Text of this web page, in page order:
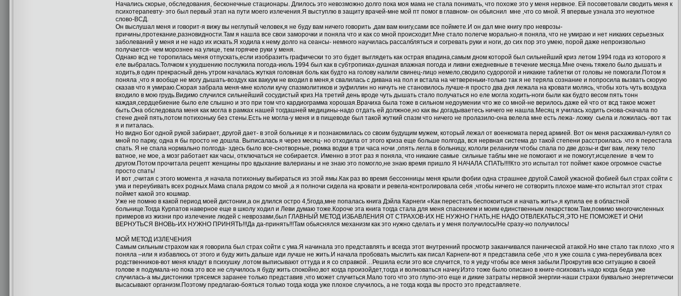
Начались скорые, обследования, бесконечные стационары. Длилось это невозможно долго пока моя мама не стала понимать, что похоже это у меня нервное. Ей посоветовали сводить меня к
психотерапевту- это был первый этап на пути моего излечения.Я выступлю в защиту врачей-мне мой пт помог в главном- он обьяснил мне ,что со мной. Я впервые узнала это неуютное
слово-ВСД.
Он выслушал меня и говорит-я вижу вы неглупый человек,я не буду вам ничего говорить ,дам вам книгу,сами все поймете.И он дал мне книгу про неврозы-
причины,протекание,разновидности.Там я нашла все свои заморочки и поняла что и как со мной происходит.Мне стало полегче морально-я поняла, что не умираю и нет никаких серьезных
заболеваний у меня и не надо их искать.Я ходила к нему долго на сеансы- немного научилась рассалбляться и согревать руки и ноги, до сих пор это умею, порой даже непроизвольно
получается- чем морознее на улице, тем горячее руки у меня.
Однако всд не торопилась меня отпускать,если изобразить графически то это будет выглядеть как острая впадина,самым дном которой был сильнейший криз летом 1994 года из которого я
еле выбралась.Толчком к ухудшению послужила погода-июль 1994 был как в субтропиках-душная влажная погода и ливни ежедневные в течение месяца.Мне очень тяжело было дышать и
ходить,в один прекрасный день утром началась жуткая головная боль как будто на голову налили свинец-лицо немело,сводило судорогой и никакие таблетки от головы не помогали.Потом я
поняла ,что я вообще не могу дышать-воздух как вакуум не входил в меня,я свалилась с дивана на пол и встала на четвереньки-только так я не теряла сознание и попросила вызвать скорую
сказав что я умираю.Скорая забрала меня-мне кололи кучу спазмолитиков и эуфиллин но ничуть не становилось лучше-я просто два дня лежала на кровати молясь, чтобы хоть чуть воздуха
входило в мою грудь.Видимо случился сильнейший сосудистый криз.На третий день вроде чуть дышать стало получаться но еле могла ходить-ноги были как будто весом пять тонн
каждая,сердцебиение было еле слышно и это при том что кардиограмма хорошая.Врачиха была тоже в сильном недоумении что же со мной-не верилось даже ей что от всд такое может
быть.Она обследовала меня как могла в рамках нашей тогдашней медицины-надо отдать ей должное,но как вы догадываетесь ничего не нашла.Месяц я училась ходить снова-сначала по
стене дней пять,потом потихоньку без стены.Есть не могла-у меня и в пищеводе был такой жуткий спазм что ничего не пролазило-она велела мне есть лежа- ложку сьела и ложилась -вот так
я и питалась.
Но видно Бог одной рукой забирает, другой дает- в этой больнице я и познакомилась со своим будущим мужем, который лежал от военкомата перед армией. Вот он меня расхаживал-гулял со
мной по парку, одна я бы просто не дошла. Выписалась я через месяц- но отходила от этого криза еще больше полгода, вся нервная система до такой степени расстроилась .что я перестала
спать. Я не спала нормально полгода- здесь было все-снотворные, рюмка водки в три часа ночи ,опять легла в больницу, кололи реланиум чтобы спала по две дозы-и фиг вам, лежу тело
ватное, не мое, а мозг работает как часы, отключаться не собирается. Именно в этот раз я поняла, что никакие самые сильные таблы мне не помогают и не помогут,исцеление в чем то
другом.Потом прочитала рецепт женщины про вдыхание валерианы и не знаю это помогло,не знаю время пришло Я НАЧАЛА СПАТЬ!!!!Кто это испытал тот поймет какое огромное счастье
просто спать!
И вот ,считая с этого момента ,я начала потихоньку выбираться из этой ямы.Как раз во время бессонницы меня крыли фобии одна страшнее другой.Самой ужасной фобией был страх сойти с
ума и переубивать всех родных.Мама спала рядом со мной ,а я полночи сидела на кровати и ревела-контролировала себя ,чтобы ничего не сотворить плохое маме-кто испытал этот страх
поймет какой это кошмар.
Уже не помню в какой период моей дистонии,а он длился остро 4,5года,мне попалась книга Дэйла Карнеги «Как перестать беспокоиться и начать жить»,я купила ее в областной
больнице.Тогда Курпатов наверное еще в школу ходил и Леви думаю тоже.Короче эта книга тогда стала для меня спасением и моим единственным лекарством.Там,помимо многочисленных
примеров из жизни про излечение людей с неврозами,был ГЛАВНЫЙ МЕТОД ИЗБАВЛЕНИЯ ОТ СТРАХОВ-ИХ НЕ НУЖНО ГНАТЬ,НЕ НАДО ОТВЛЕКАТЬСЯ,ЭТО НЕ ПОМОЖЕТ И ОНИ
ВЕРНУТЬСЯ ВНОВЬ-ИХ НУЖНО ПРИНЯТЬ!!!Да да-принять!!!Там обьяснялся механизм как это нужно сделать и у меня получилось!Не сразу-но получилось!
МОЙ МЕТОД ИЗЛЕЧЕНИЯ
Самым сильным страхом как я говорила был страх сойти с ума.Я начинала это представлять и всегда этот внутренний просмотр заканчивался панической атакой.Но мне стало так плохо ,что я
поняла –или я избавлюсь от этого и буду жить дальше иди лучше не жить.И начала пробовать мыслить как писал Карнеги-вот я представила себе ,что я уже сошла с ума-переубивала всех
родственников-вот меня кладут в психушку ,потом выписывают оттуда и я со справкой…Решила если это все случится, то я уеду чтобы все меня забыли.Прокрутив всю ситуацию в своей
голове я подумала-но пока это все не случилось я буду жить спокойно,вот когда произойдет,тогда и волноваться начну.Иэто тоже было описано в книге-психовать надо когда беда уже
случилась-а мы,дистоники трясемся заранее только представив ,что может случиться.Мало того что это глупо-это еще и дикие затраты нервной энергии-наши страхи буквально энергетически
высасывают организм.Поэтому предлагаю-бояться только тогда когда уже плохое случилось, а не тогда когда вы просто это представляете.